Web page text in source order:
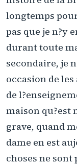
longtemps
pas que je n?y
durant toute
secondaire, je
occasion de
de
maison qu?est
grave, quand
dame en est
choses ne